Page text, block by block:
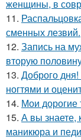
женщины, в
11.
сменных лезвий.
12. Запись на
вторую
13. Доброго
ногтями и
14. Мои дорогие
15. А вы знаете,
маникюра и